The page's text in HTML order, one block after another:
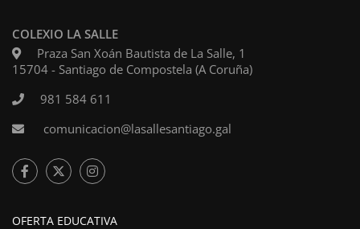
COLEXIO LA SALLE
Praza San Xoán Bautista de La Salle, 1
15704 - Santiago de Compostela (A Coruña)
981 584 611
comunicacion@lasallesantiago.gal
OFERTA EDUCATIVA